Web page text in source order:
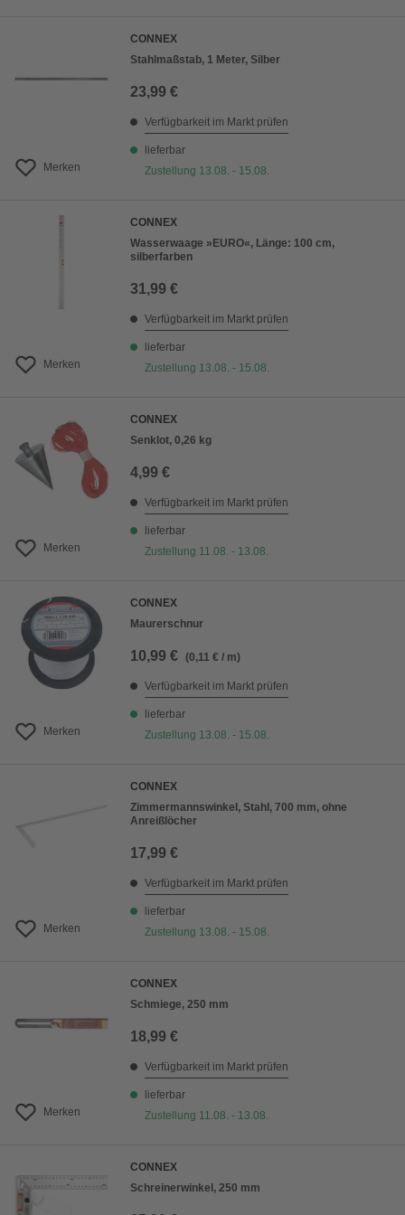
Merken
CONNEX
Stahlmaßstab, 1 Meter, Silber
23,99 €
Verfügbarkeit im Markt prüfen
lieferbar
Zustellung 13.08. - 15.08.
Merken
CONNEX
Wasserwaage »EURO«, Länge: 100 cm,
silberfarben
31,99 €
Verfügbarkeit im Markt prüfen
lieferbar
Zustellung 13.08. - 15.08.
Merken
CONNEX
Senklot, 0,26 kg
4,99 €
Verfügbarkeit im Markt prüfen
lieferbar
Zustellung 11.08. - 13.08.
Merken
CONNEX
Maurerschnur
10,99 € (0,11 € / m)
Verfügbarkeit im Markt prüfen
lieferbar
Zustellung 13.08. - 15.08.
Merken
CONNEX
Zimmermannswinkel, Stahl, 700 mm, ohne
Anreißlöcher
17,99 €
Verfügbarkeit im Markt prüfen
lieferbar
Zustellung 13.08. - 15.08.
Merken
CONNEX
Schmiege, 250 mm
18,99 €
Verfügbarkeit im Markt prüfen
lieferbar
Zustellung 11.08. - 13.08.
CONNEX
Schreinerwinkel, 250 mm